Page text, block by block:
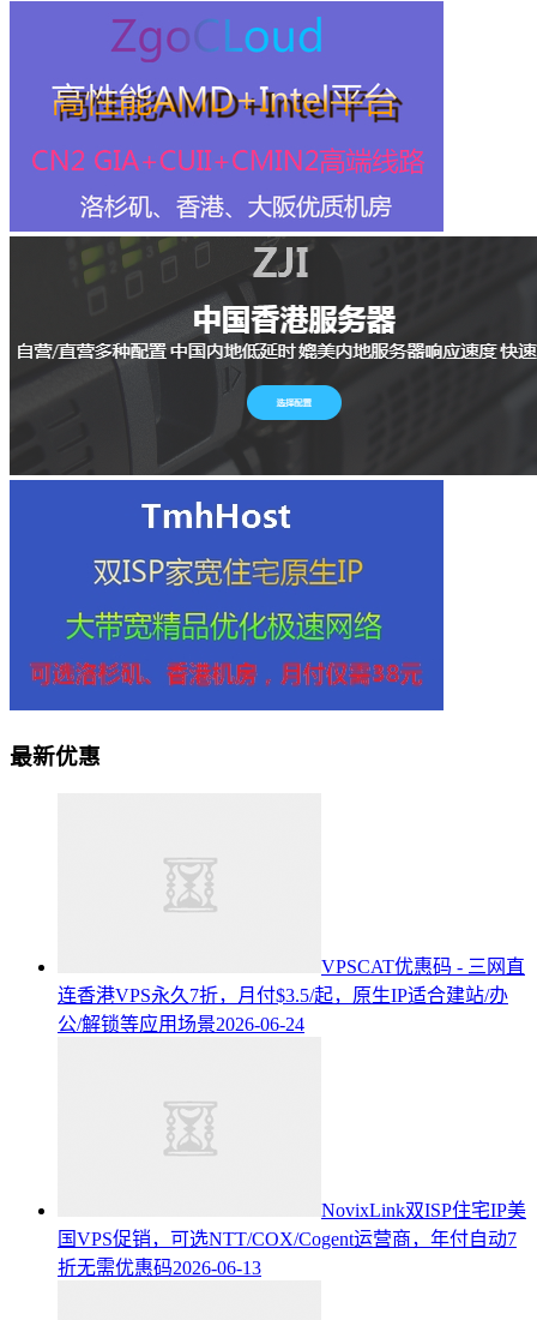
最新优惠
VPSCAT优惠码 - 三网直
连香港VPS永久7折，月付$3.5/起，原生IP适合建站/办
公/解锁等应用场景2026-06-24
NovixLink双ISP住宅IP美
国VPS促销，可选NTT/COX/Cogent运营商，年付自动7
折无需优惠码2026-06-13